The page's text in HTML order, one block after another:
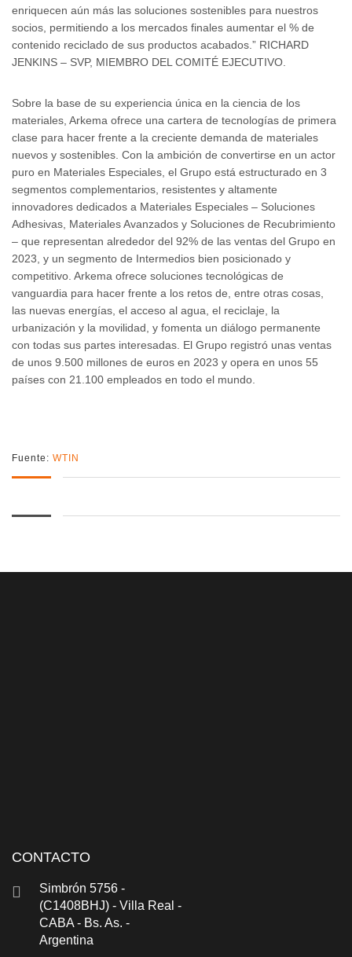
enriquecen aún más las soluciones sostenibles para nuestros
socios, permitiendo a los mercados finales aumentar el % de
contenido reciclado de sus productos acabados.” RICHARD
JENKINS – SVP, MIEMBRO DEL COMITÉ EJECUTIVO.
Sobre la base de su experiencia única en la ciencia de los
materiales, Arkema ofrece una cartera de tecnologías de primera
clase para hacer frente a la creciente demanda de materiales
nuevos y sostenibles. Con la ambición de convertirse en un actor
puro en Materiales Especiales, el Grupo está estructurado en 3
segmentos complementarios, resistentes y altamente
innovadores dedicados a Materiales Especiales – Soluciones
Adhesivas, Materiales Avanzados y Soluciones de Recubrimiento
– que representan alrededor del 92% de las ventas del Grupo en
2023, y un segmento de Intermedios bien posicionado y
competitivo. Arkema ofrece soluciones tecnológicas de
vanguardia para hacer frente a los retos de, entre otras cosas,
las nuevas energías, el acceso al agua, el reciclaje, la
urbanización y la movilidad, y fomenta un diálogo permanente
con todas sus partes interesadas. El Grupo registró unas ventas
de unos 9.500 millones de euros en 2023 y opera en unos 55
países con 21.100 empleados en todo el mundo.
Fuente: WTIN
CONTACTO
Simbrón 5756 -
(C1408BHJ) - Villa Real -
CABA - Bs. As. -
Argentina